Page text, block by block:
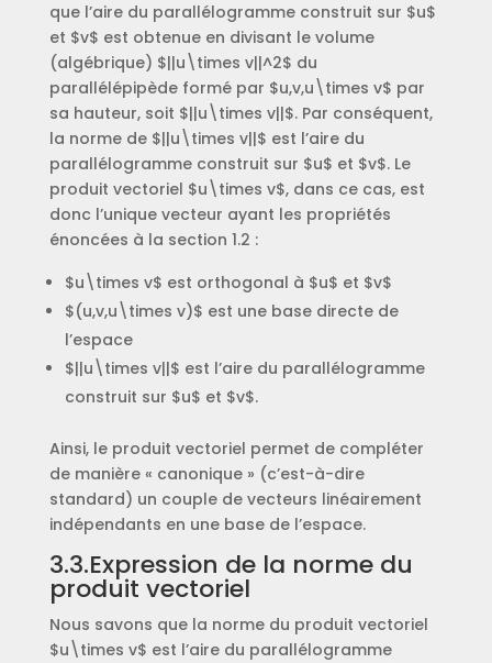
que l’aire du parallélogramme construit sur $u$
et $v$ est obtenue en divisant le volume
(algébrique) $||u\times v||^2$ du
parallélépipède formé par $u,v,u\times v$ par
sa hauteur, soit $||u\times v||$. Par conséquent,
la norme de $||u\times v||$ est l’aire du
parallélogramme construit sur $u$ et $v$. Le
produit vectoriel $u\times v$, dans ce cas, est
donc l’unique vecteur ayant les propriétés
énoncées à la section 1.2 :
$u\times v$ est orthogonal à $u$ et $v$
$(u,v,u\times v)$ est une base directe de
l’espace
$||u\times v||$ est l’aire du parallélogramme
construit sur $u$ et $v$.
Ainsi, le produit vectoriel permet de compléter
de manière « canonique » (c’est-à-dire
standard) un couple de vecteurs linéairement
indépendants en une base de l’espace.
3.3.Expression de la norme du
produit vectoriel
Nous savons que la norme du produit vectoriel
$u\times v$ est l’aire du parallélogramme